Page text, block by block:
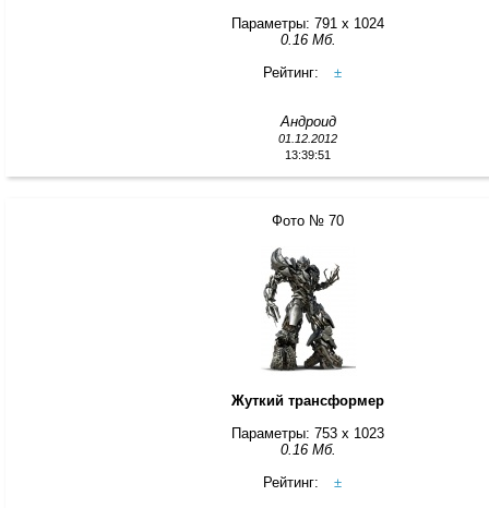
Параметры: 791 x 1024
0.16 Мб.
Рейтинг:
±
Андроид
01.12.2012
13:39:51
Фото № 70
Жуткий трансформер
Параметры: 753 x 1023
0.16 Мб.
Рейтинг:
±